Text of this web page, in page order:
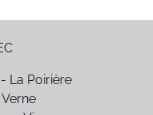
La Poirière